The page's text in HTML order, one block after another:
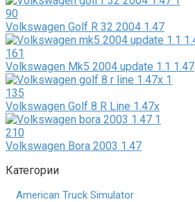
90
Volkswagen Golf R 32 2004 1.47
161
Volkswagen Mk5 2004 update 1.1 1.47
135
Volkswagen Golf 8 R Line 1.47x
210
Volkswagen Bora 2003 1.47
Категории
American Truck Simulator